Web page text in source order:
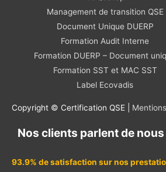
Management de transition QSE
Document Unique DUERP
Formation Audit Interne
Formation DUERP – Document
Formation SST et MAC SST
Label Ecovadis
Copyright © Certification QSE |
Nos clients parlent de nous
93.9% de satisfaction sur nos